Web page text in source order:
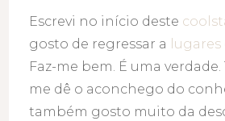
Escrevi no início deste
gosto de regressar a
Faz-me bem. É uma
me dê o aconchego do
também gosto muito da